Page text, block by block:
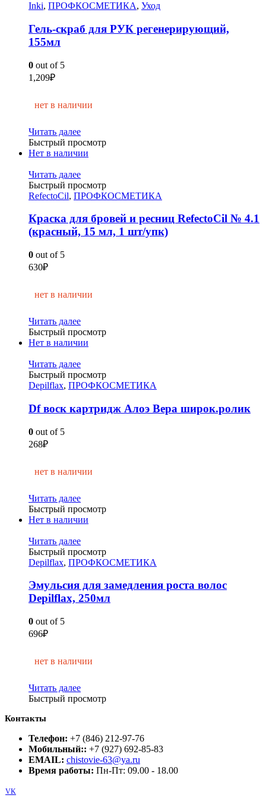
Inki, ПРОФКОСМЕТИКА, Уход
Гель-скраб для РУК регенерирующий,
155мл
0 out of 5
1,209₽
нет в наличии
Читать далее
Быстрый просмотр
Нет в наличии
Читать далее
Быстрый просмотр
RefectoCil, ПРОФКОСМЕТИКА
Краска для бровей и ресниц RefectoCil № 4.1
(красный, 15 мл, 1 шт/упк)
0 out of 5
630₽
нет в наличии
Читать далее
Быстрый просмотр
Нет в наличии
Читать далее
Быстрый просмотр
Depilflax, ПРОФКОСМЕТИКА
Df воск картридж Алоэ Вера широк.ролик
0 out of 5
268₽
нет в наличии
Читать далее
Быстрый просмотр
Нет в наличии
Читать далее
Быстрый просмотр
Depilflax, ПРОФКОСМЕТИКА
Эмульсия для замедления роста волос
Depilflax, 250мл
0 out of 5
696₽
нет в наличии
Читать далее
Быстрый просмотр
Контакты
Телефон: +7 (846) 212-97-76
Мобильный:: +7 (927) 692-85-83
EMAIL: chistovie-63@ya.ru
Время работы: Пн-Пт: 09.00 - 18.00
VK